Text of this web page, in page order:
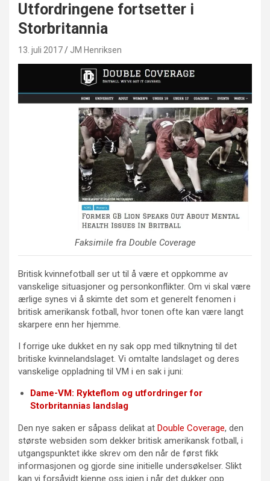
Utfordringene fortsetter i
Storbritannia
13. juli 2017 JM Henriksen
Faksimile fra Double Coverage
Britisk kvinnefotball ser ut til å være et oppkomme av
vanskelige situasjoner og personkonflikter. Om vi skal være
ærlige synes vi å skimte det som et generelt fenomen i
britisk amerikansk fotball, hvor tonen ofte kan være langt
skarpere enn her hjemme.
I forrige uke dukket en ny sak opp med tilknytning til det
britiske kvinnelandslaget. Vi omtalte landslaget og deres
vanskelige oppladning til VM i en sak i juni:
Dame-VM: Rykteflom og utfordringer for
Storbritannias landslag
Den nye saken er såpass delikat at Double Coverage, den
største websiden som dekker britisk amerikansk fotball, i
utgangspunktet ikke skrev om den når de først fikk
informasjonen og gjorde sine initielle undersøkelser. Slikt
kan vi forsåvidt kjenne oss igjen i når det dukker opp